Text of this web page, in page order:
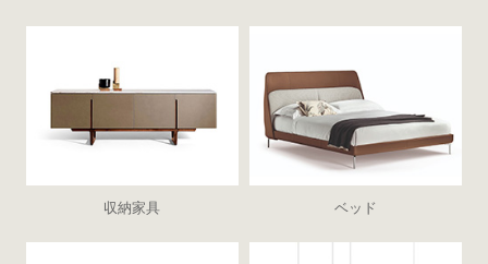
収納家具 ベッド